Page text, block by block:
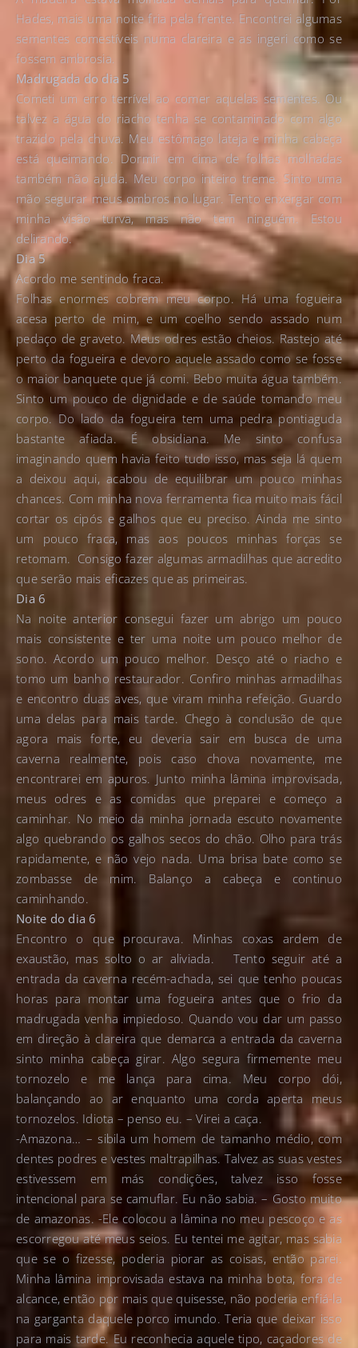
Hades, mais uma noite fria pela frente. Encontrei algumas
sementes comestíveis numa clareira e as ingeri como se
fossem ambrosia.
Madrugada do dia 5
Cometi um erro terrível ao comer aquelas sementes. Ou
talvez a água do riacho tenha se contaminado com algo
trazido pela chuva. Meu estômago lateja e minha cabeça
está queimando. Dormir em cima de folhas molhadas
também não ajuda. Meu corpo inteiro treme. Sinto uma
mão segurar meus ombros no lugar. Tento enxergar com
minha visão turva, mas não tem ninguém. Estou
delirando.
Dia 5
Acordo me sentindo fraca.
Folhas enormes cobrem meu corpo. Há uma fogueira
acesa perto de mim, e um coelho sendo assado num
pedaço de graveto. Meus odres estão cheios. Rastejo até
perto da fogueira e devoro aquele assado como se fosse
o maior banquete que já comi. Bebo muita água também.
Sinto um pouco de dignidade e de saúde tomando meu
corpo. Do lado da fogueira tem uma pedra pontiaguda
bastante afiada. É obsidiana. Me sinto confusa
imaginando quem havia feito tudo isso, mas seja lá quem
a deixou aqui, acabou de equilibrar um pouco minhas
chances. Com minha nova ferramenta fica muito mais fácil
cortar os cipós e galhos que eu preciso. Ainda me sinto
um pouco fraca, mas aos poucos minhas forças se
retomam. Consigo fazer algumas armadilhas que acredito
que serão mais eficazes que as primeiras.
Dia 6
Na noite anterior consegui fazer um abrigo um pouco
mais consistente e ter uma noite um pouco melhor de
sono. Acordo um pouco melhor. Desço até o riacho e
tomo um banho restaurador. Confiro minhas armadilhas
e encontro duas aves, que viram minha refeição. Guardo
uma delas para mais tarde. Chego à conclusão de que
agora mais forte, eu deveria sair em busca de uma
caverna realmente, pois caso chova novamente, me
encontrarei em apuros. Junto minha lâmina improvisada,
meus odres e as comidas que preparei e começo a
caminhar. No meio da minha jornada escuto novamente
algo quebrando os galhos secos do chão. Olho para trás
rapidamente, e não vejo nada. Uma brisa bate como se
zombasse de mim. Balanço a cabeça e continuo
caminhando.
Noite do dia 6
Encontro o que procurava. Minhas coxas ardem de
exaustão, mas solto o ar aliviada. Tento seguir até a
entrada da caverna recém-achada, sei que tenho poucas
horas para montar uma fogueira antes que o frio da
madrugada venha impiedoso. Quando vou dar um passo
em direção à clareira que demarca a entrada da caverna
sinto minha cabeça girar. Algo segura firmemente meu
tornozelo e me lança para cima. Meu corpo dói,
balançando ao ar enquanto uma corda aperta meus
tornozelos. Idiota – penso eu. – Virei a caça.
-Amazona… – sibila um homem de tamanho médio, com
dentes podres e vestes maltrapilhas. Talvez as suas vestes
estivessem em más condições, talvez isso fosse
intencional para se camuflar. Eu não sabia. – Gosto muito
de amazonas. -Ele colocou a lâmina no meu pescoço e as
escorregou até meus seios. Eu tentei me agitar, mas sabia
que se o fizesse, poderia piorar as coisas, então parei.
Minha lâmina improvisada estava na minha bota, fora de
alcance, então por mais que quisesse, não poderia enfiá-la
na garganta daquele porco imundo. Teria que deixar isso
para mais tarde. Eu reconhecia aquele tipo, caçadores de